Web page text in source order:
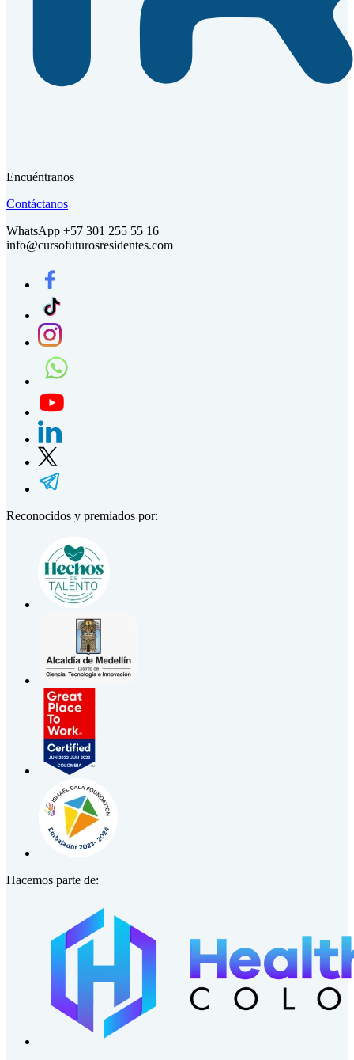
Encuéntranos
Contáctanos
WhatsApp +57 301 255 55 16
info@cursofuturosresidentes.com
Reconocidos y premiados por:
Hacemos parte de: